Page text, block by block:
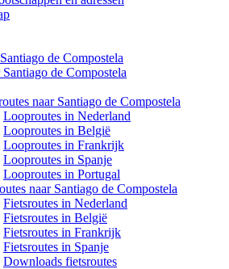
de Compostela
Santiago de Compostela
naar Santiago de Compostela
Looproutes in Nederland
Looproutes in België
Looproutes in Frankrijk
Looproutes in Spanje
Looproutes in Portugal
naar Santiago de Compostela
Fietsroutes in Nederland
Fietsroutes in België
Fietsroutes in Frankrijk
Fietsroutes in Spanje
Downloads fietsroutes